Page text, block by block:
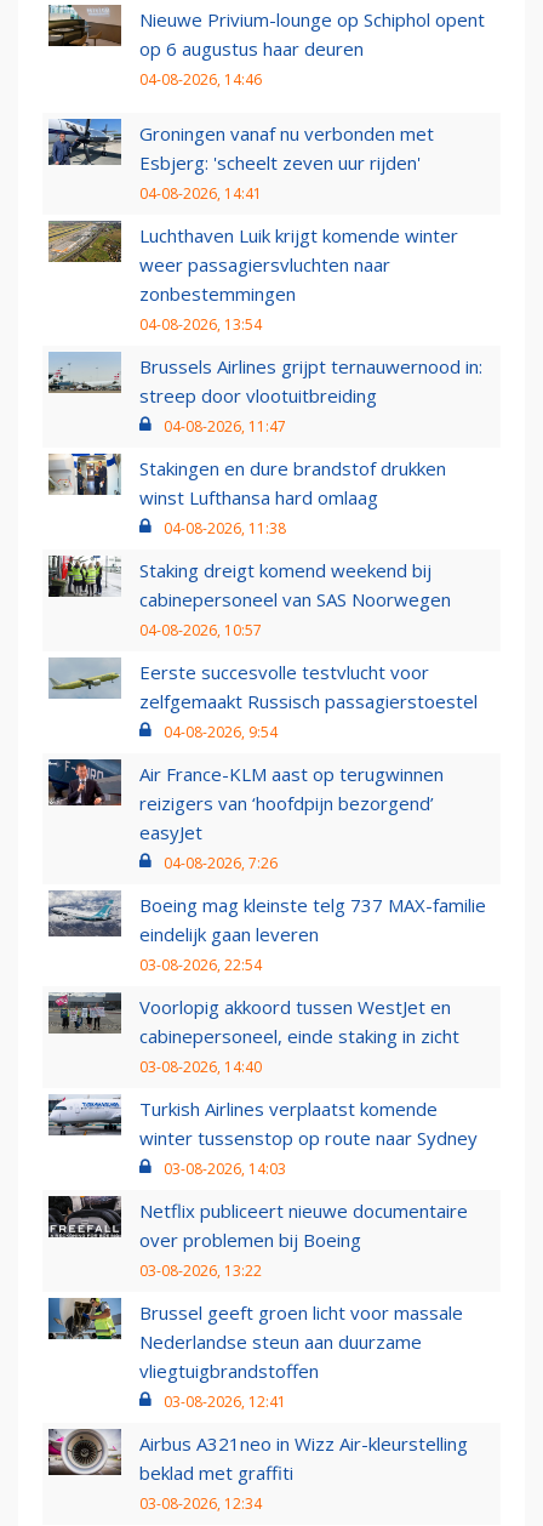
Nieuwe Privium-lounge op Schiphol opent
op 6 augustus haar deuren
04-08-2026, 14:46
Groningen vanaf nu verbonden met
Esbjerg: 'scheelt zeven uur rijden'
04-08-2026, 14:41
Luchthaven Luik krijgt komende winter
weer passagiersvluchten naar
zonbestemmingen
04-08-2026, 13:54
Brussels Airlines grijpt ternauwernood in:
streep door vlootuitbreiding
04-08-2026, 11:47
Stakingen en dure brandstof drukken
winst Lufthansa hard omlaag
04-08-2026, 11:38
Staking dreigt komend weekend bij
cabinepersoneel van SAS Noorwegen
04-08-2026, 10:57
Eerste succesvolle testvlucht voor
zelfgemaakt Russisch passagierstoestel
04-08-2026, 9:54
Air France-KLM aast op terugwinnen
reizigers van ‘hoofdpijn bezorgend’
easyJet
04-08-2026, 7:26
Boeing mag kleinste telg 737 MAX-familie
eindelijk gaan leveren
03-08-2026, 22:54
Voorlopig akkoord tussen WestJet en
cabinepersoneel, einde staking in zicht
03-08-2026, 14:40
Turkish Airlines verplaatst komende
winter tussenstop op route naar Sydney
03-08-2026, 14:03
Netflix publiceert nieuwe documentaire
over problemen bij Boeing
03-08-2026, 13:22
Brussel geeft groen licht voor massale
Nederlandse steun aan duurzame
vliegtuigbrandstoffen
03-08-2026, 12:41
Airbus A321neo in Wizz Air-kleurstelling
beklad met graffiti
03-08-2026, 12:34